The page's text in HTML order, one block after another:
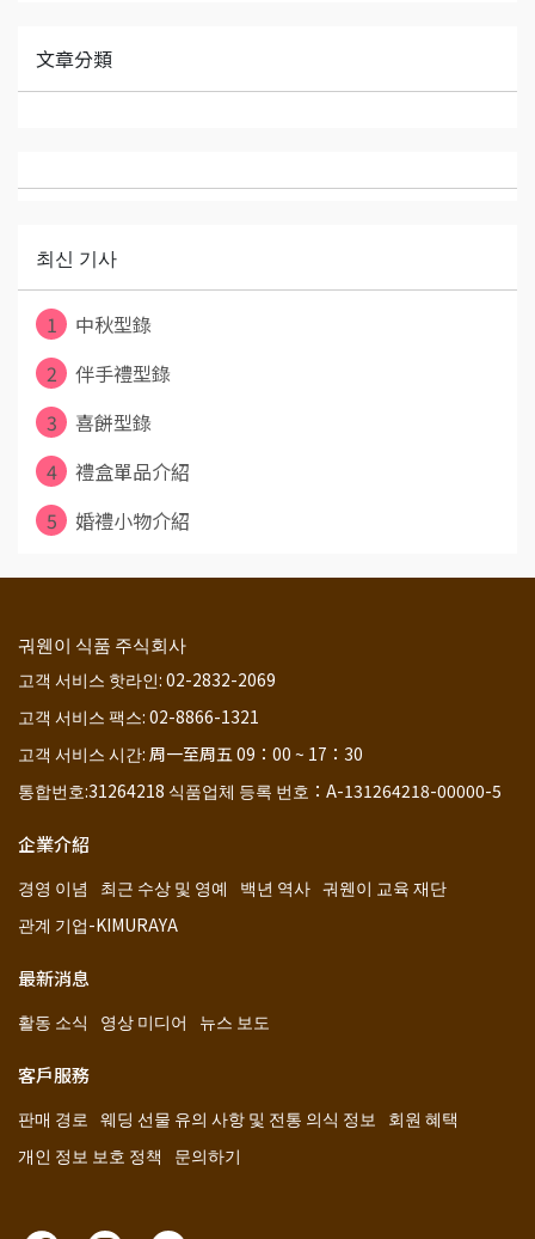
文章分類
최신 기사
1
中秋型錄
2
伴手禮型錄
3
喜餅型錄
4
禮盒單品介紹
5
婚禮小物介紹
궈웬이 식품 주식회사
고객 서비스 핫라인: 02-2832-2069
고객 서비스 팩스: 02-8866-1321
고객 서비스 시간: 周一至周五 09：00 ~ 17：30
통합번호:31264218 식품업체 등록 번호：A-131264218-00000-5
企業介紹
경영 이념 최근 수상 및 영예 백년 역사 궈웬이 교육 재단
관계 기업-KIMURAYA
最新消息
활동 소식 영상 미디어 뉴스 보도
客戶服務
판매 경로 웨딩 선물 유의 사항 및 전통 의식 정보 회원 혜택
개인 정보 보호 정책
문의하기